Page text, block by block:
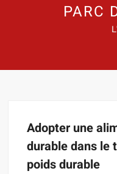
PARC
Adopter une
durable dans le
poids durable